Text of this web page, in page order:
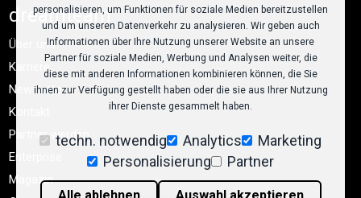
dreamteam
Über uns
Karriere
Newsletter
Kontakt
Partner werden
Enterprise
Magazin
personalisieren, um Funktionen für soziale Medien bereitzustellen
und um unseren Datenverkehr zu analysieren. Wir geben auch
Informationen über Ihre Nutzung unserer Website an unsere
Partner für soziale Medien, Werbung und Analysen weiter, die
diese mit anderen Informationen kombinieren können, die Sie
ihnen zur Verfügung gestellt haben oder die sie aus Ihrer Nutzung
ihrer Dienste gesammelt haben.
techn. notwendig Analytics
Marketing
Personalisierung
Partner